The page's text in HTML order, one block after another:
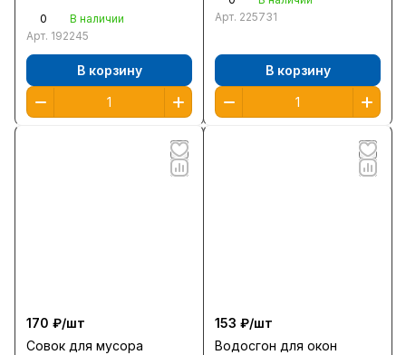
0
В наличии
Арт. 192245
В корзину
Арт. 225731
В корзину
170 ₽/шт
Совок для мусора
153 ₽/шт
Водосгон для окон